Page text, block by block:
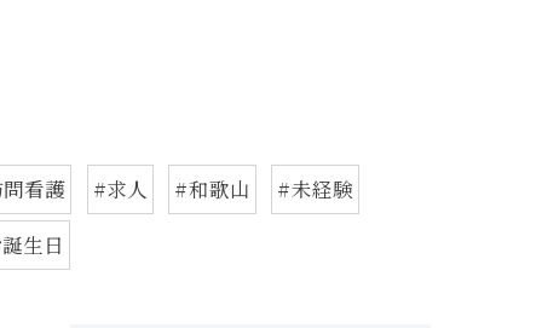
看護 #求人 #和歌山
#未経験
生日